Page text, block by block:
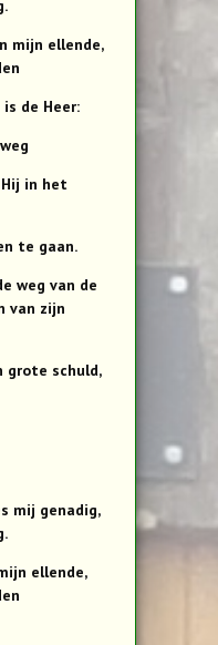
mijn ellende,
de Heer:
in het
te gaan.
weg van de
van zijn
grote schuld,
mij genadig,
ellende,